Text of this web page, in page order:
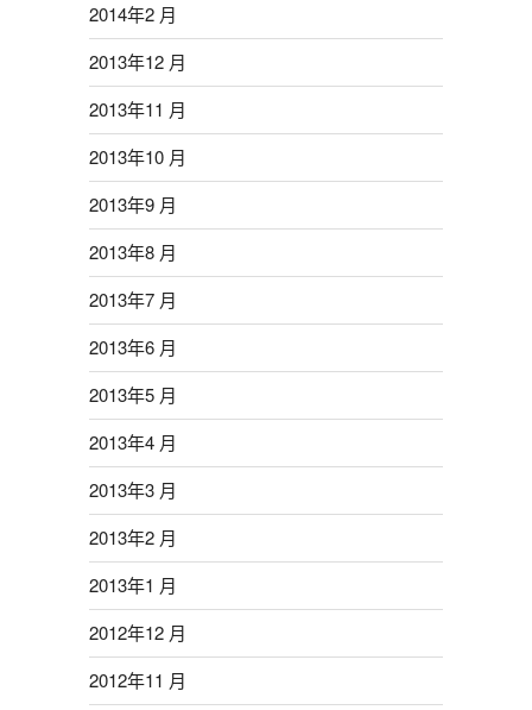
2014年2 月
2013年12 月
2013年11 月
2013年10 月
2013年9 月
2013年8 月
2013年7 月
2013年6 月
2013年5 月
2013年4 月
2013年3 月
2013年2 月
2013年1 月
2012年12 月
2012年11 月